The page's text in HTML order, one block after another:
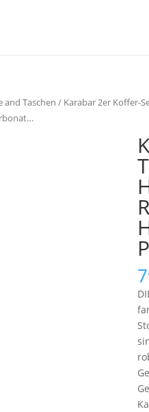
and Taschen / Karabar 2er Koffer-